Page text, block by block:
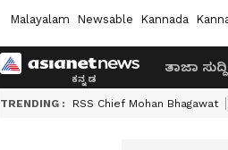
Malayalam Newsable Kannada
ತಾಜಾ ಸುದ್ದಿ
TRENDING : RSS Chief Mohan Bhagawat